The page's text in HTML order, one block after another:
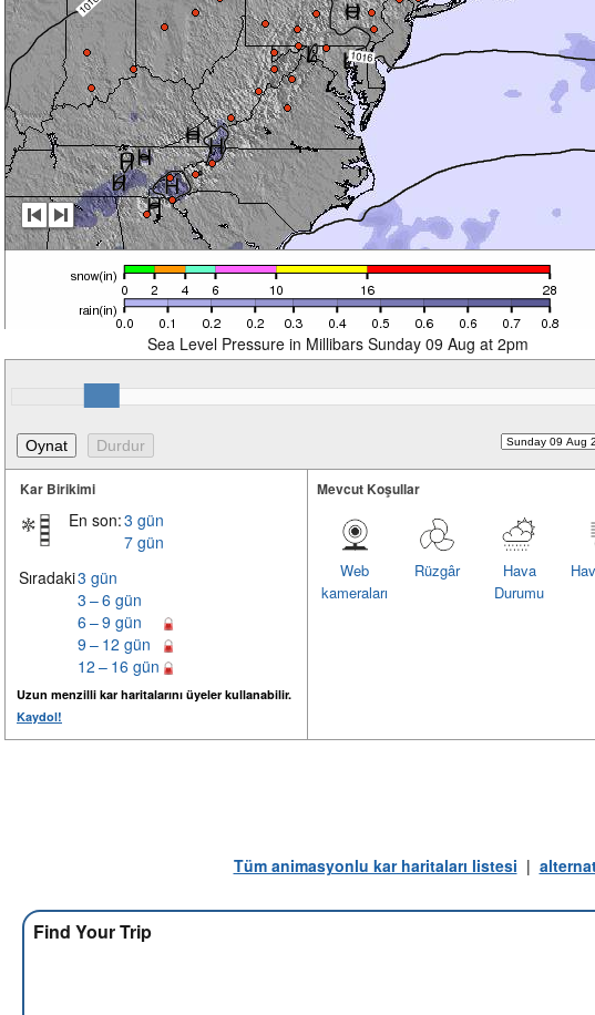
Sea Level Pressure in Millibars Sunday 09 Aug at 2pm
Kar Birikimi
En son:3 gün
7 gün
Sıradaki3 gün
3 – 6 gün
6 – 9 gün
9 – 12 gün
12 – 16 gün
Uzun menzilli kar haritalarını üyeler kullanabilir.
Kaydol!
Mevcut Koşullar
Hava
Durumu
Rüzgâr
Web
kameraları
Tüm animasyonlu kar haritaları listesi |
Find Your Trip